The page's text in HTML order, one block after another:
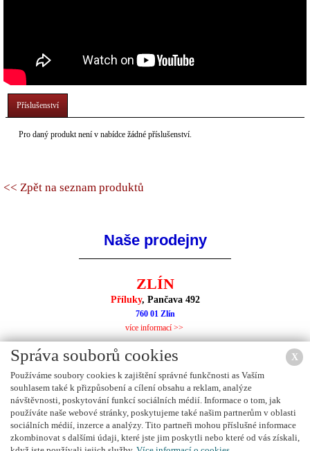
Příslušenství
Pro daný produkt není v nabídce žádné příslušenství.
<< Zpět na seznam produktů
Naše prodejny
ZLÍN
Příluky, Pančava 492
760 01 Zlín
více informací >>
NEJBLIŽŠÍ PRODEJNA
X
Správa souborů cookies
Používáme soubory cookies k zajištění správné funkčnosti as Vaším
souhlasem také k přizpůsobení a cílení obsahu a reklam, analýze
návštěvnosti, poskytování funkcí sociálních médií. Informace o tom, jak
používáte naše webové stránky, poskytujeme také našim partnerům v oblasti
sociálních médií, inzerce a analýzy. Tito partneři mohou příslušné informace
zkombinovat s dalšími údaji, které jste jim poskytli nebo které od vás získali,